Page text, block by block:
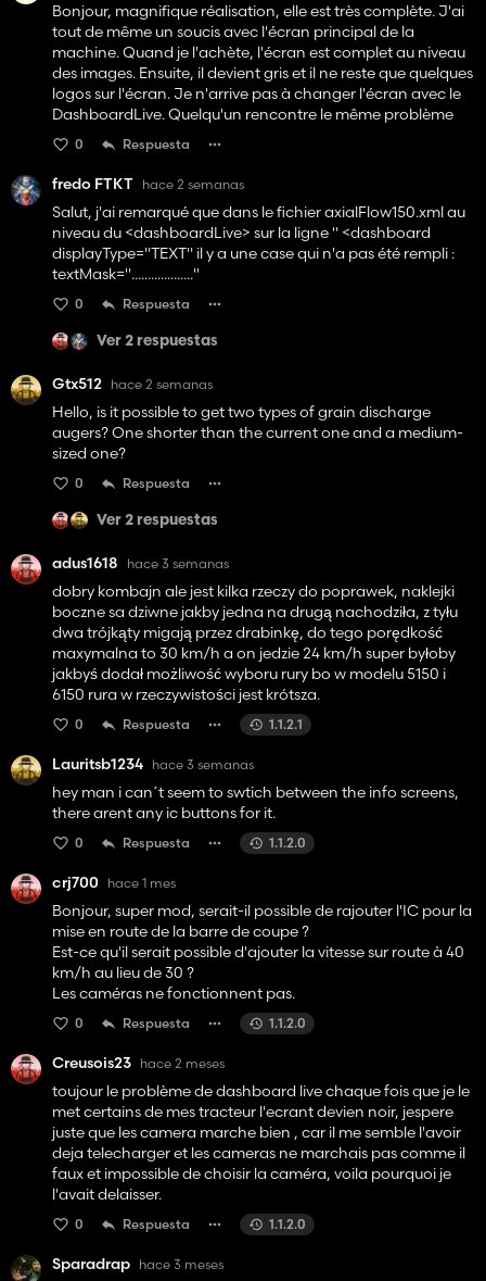
Bonjour, magnifique réalisation, elle est très complète. J'ai
tout de même un soucis avec l'écran principal de la
machine. Quand je l'achète, l'écran est complet au niveau
des images. Ensuite, il devient gris et il ne reste que quelques
logos sur l'écran. Je n'arrive pas à changer l'écran avec le
DashboardLive. Quelqu'un rencontre le même problème
0 Respuesta
fredo FTKT hace 2 semanas
Salut, j'ai remarqué que dans le fichier axialFlow150.xml au
niveau du <dashboardLive> sur la ligne " <dashboard
displayType="TEXT" il y a une case qui n'a pas été rempli :
textMask="..................."
0 Respuesta
Ver 2 respuestas
Gtx512 hace 2 semanas
Hello, is it possible to get two types of grain discharge
augers? One shorter than the current one and a medium-
sized one?
0 Respuesta
Ver 2 respuestas
adus1618 hace 3 semanas
dobry kombajn ale jest kilka rzeczy do poprawek, naklejki
boczne sa dziwne jakby jedna na drugą nachodziła, z tyłu
dwa trójkąty migają przez drabinkę, do tego porędkość
maxymalna to 30 km/h a on jedzie 24 km/h super byłoby
jakbyś dodał możliwość wyboru rury bo w modelu 5150 i
6150 rura w rzeczywistości jest krótsza.
0 Respuesta 1.1.2.1
Lauritsb1234 hace 3 semanas
hey man i can´t seem to swtich between the info screens,
there arent any ic buttons for it.
0 Respuesta 1.1.2.0
crj700 hace 1 mes
Bonjour, super mod, serait-il possible de rajouter l'IC pour la
mise en route de la barre de coupe ?
Est-ce qu'il serait possible d'ajouter la vitesse sur route à 40
km/h au lieu de 30 ?
Les caméras ne fonctionnent pas.
0 Respuesta 1.1.2.0
Creusois23 hace 2 meses
toujour le problème de dashboard live chaque fois que je le
met certains de mes tracteur l'ecrant devien noir, jespere
juste que les camera marche bien , car il me semble l'avoir
deja telecharger et les cameras ne marchais pas comme il
faux et impossible de choisir la caméra, voila pourquoi je
l'avait delaisser.
0 Respuesta 1.1.2.0
Sparadrap hace 3 meses